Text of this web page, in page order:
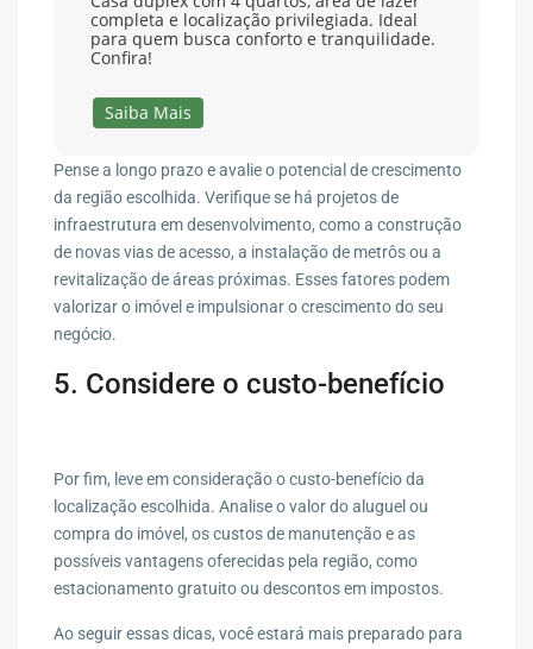
completa e localização privilegiada. Ideal
para quem busca conforto e tranquilidade.
Confira!
Saiba Mais
Pense a longo prazo e avalie o potencial de crescimento
da região escolhida. Verifique se há projetos de
infraestrutura em desenvolvimento, como a construção
de novas vias de acesso, a instalação de metrôs ou a
revitalização de áreas próximas. Esses fatores podem
valorizar o imóvel e impulsionar o crescimento do seu
negócio.
5. Considere o custo-benefício
Por fim, leve em consideração o custo-benefício da
localização escolhida. Analise o valor do aluguel ou
compra do imóvel, os custos de manutenção e as
possíveis vantagens oferecidas pela região, como
estacionamento gratuito ou descontos em impostos.
Ao seguir essas dicas, você estará mais preparado para